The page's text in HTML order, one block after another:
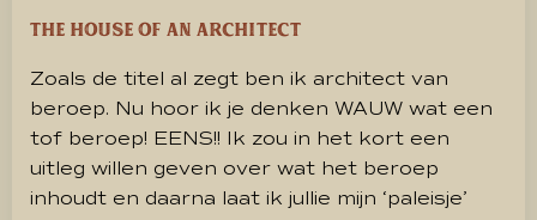
The house of an architect
Zoals de titel al zegt ben ik architect van
beroep. Nu hoor ik je denken WAUW wat een
tof beroep! EENS!! Ik zou in het kort een
uitleg willen geven over wat het beroep
inhoudt en daarna laat ik jullie mijn ‘paleisje’